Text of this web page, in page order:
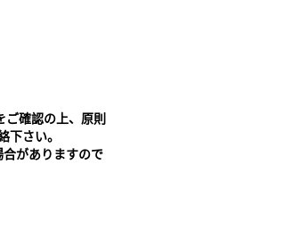
ご確認の上、原則
下さい。
合がありますので